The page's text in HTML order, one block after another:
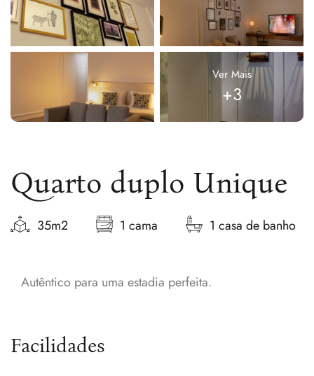
Ver Mais
+3
Quarto duplo Unique
35m2 1 cama 1 casa de banho
Autêntico para uma estadia perfeita.
Facilidades